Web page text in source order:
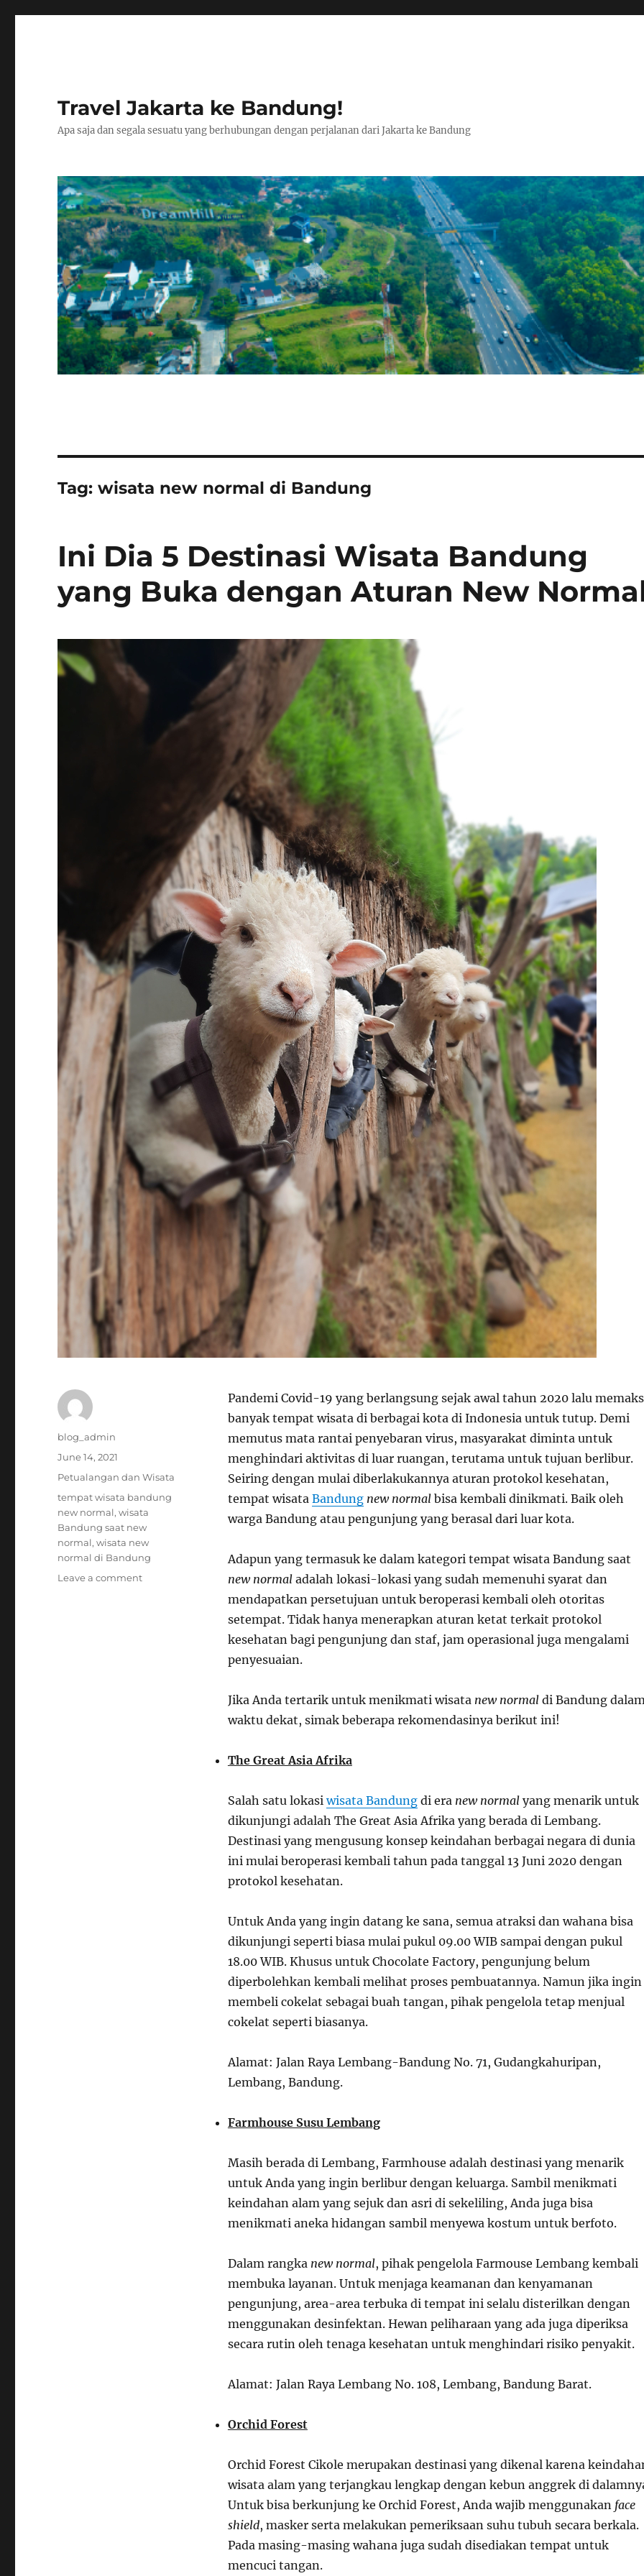
Travel Jakarta ke Bandung!
Apa saja dan segala sesuatu yang berhubungan dengan perjalanan dari Jakarta ke Bandung
Tag:wisata new normal di Bandung
Ini Dia 5 Destinasi Wisata Bandung
yang Buka dengan Aturan New
Pandemi Covid-19 yang berlangsung sejak awal tahun 2020 lalu
banyak tempat wisata di berbagai kota di Indonesia untuk tutup. Demi
memutus mata rantai penyebaran virus, masyarakat diminta untuk
menghindari aktivitas di luar ruangan, terutama untuk tujuan berlibur.
Seiring dengan mulai diberlakukannya aturan protokol kesehatan,
tempat wisata Bandung new normalbisa kembali dinikmati. Baik oleh
warga Bandung atau pengunjung yang berasal dari luar kota.
Adapun yang termasuk ke dalam kategori tempat wisata Bandung saat
new normaladalah lokasi-lokasi yang sudah memenuhi syarat dan
mendapatkan persetujuan untuk beroperasi kembali oleh otoritas
setempat. Tidak hanya menerapkan aturan ketat terkait protokol
kesehatan bagi pengunjung dan staf, jam operasional juga mengalami
penyesuaian.
Jika Anda tertarik untuk menikmati wisata new normaldi Bandung
waktu dekat, simak beberapa rekomendasinya berikut ini!
The Great Asia Afrika
Salah satu lokasiwisata Bandungdi era new normalyang menarik untuk
dikunjungi adalah The Great Asia Afrika yang berada di Lembang.
Destinasi yang mengusung konsep keindahan berbagai negara di dunia
ini mulai beroperasi kembali tahun pada tanggal 13 Juni 2020 dengan
protokol kesehatan.
Untuk Anda yang ingin datang ke sana, semua atraksi dan wahana bisa
dikunjungi seperti biasa mulai pukul 09.00 WIB sampai dengan pukul
18.00 WIB. Khusus untuk Chocolate Factory, pengunjung belum
diperbolehkan kembali melihat proses pembuatannya. Namun jika ingin
membeli cokelat sebagai buah tangan, pihak pengelola tetap menjual
cokelat seperti biasanya.
Alamat: Jalan Raya Lembang-Bandung No. 71, Gudangkahuripan,
Lembang, Bandung.
Farmhouse Susu Lembang
Masih berada di Lembang, Farmhouse adalah destinasi yang menarik
untuk Anda yang ingin berlibur dengan keluarga. Sambil menikmati
keindahan alam yang sejuk dan asri di sekeliling, Anda juga bisa
menikmati aneka hidangan sambil menyewa kostum untuk berfoto.
Dalam rangka new normal, pihak pengelola Farmouse Lembang kembali
membuka layanan. Untuk menjaga keamanan dan kenyamanan
pengunjung, area-area terbuka di tempat ini selalu disterilkan dengan
menggunakan desinfektan. Hewan peliharaan yang ada juga diperiksa
secara rutin oleh tenaga kesehatan untuk menghindari risiko penyakit.
Alamat: Jalan Raya Lembang No. 108, Lembang, Bandung Barat.
Orchid Forest
Orchid Forest Cikole merupakan destinasi yang dikenal karena
wisata alam yang terjangkau lengkap dengan kebun anggrek di
Untuk bisa berkunjung ke Orchid Forest, Anda wajib menggunakan face
shield, masker serta melakukan pemeriksaan suhu tubuh secara berkala.
Pada masing-masing wahana juga sudah disediakan tempat untuk
mencuci tangan.
Author
blog_admin
Posted
June 14, 2021
Categories
Petualangan dan Wisata
Tags
tempat wisata bandung
new normal,wisata
Bandung saat new
normal,wisata new
normal di Bandung
Leave a commenton